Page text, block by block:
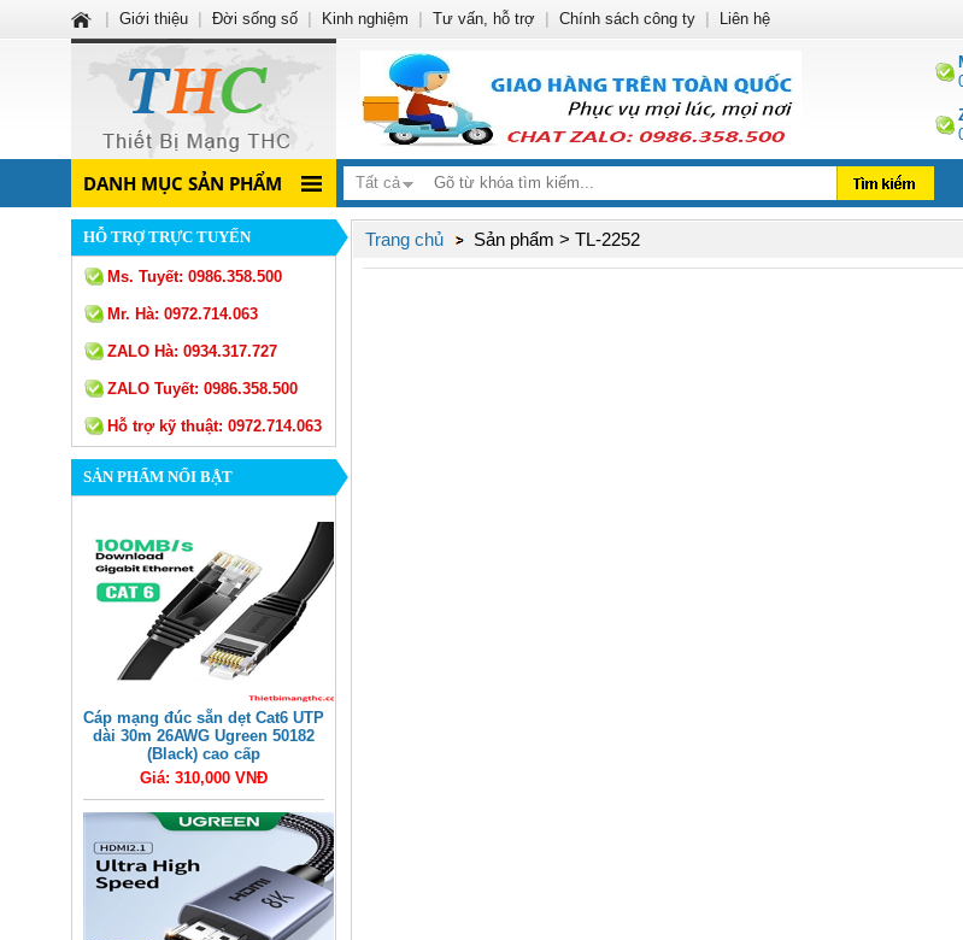
DANH MỤC SẢN PHẨM Tất cả
HỖ TRỢ TRỰC TUYẾN
Ms. Tuyết: 0986.358.500
Mr. Hà: 0972.714.063
ZALO Hà: 0934.317.727
ZALO Tuyết: 0986.358.500
Hỗ trợ kỹ thuật: 0972.714.063
SẢN PHẨM NỔI BẬT
Cáp mạng đúc sẵn dẹt Cat6 UTP
dài 30m 26AWG Ugreen 50182
(Black) cao cấp
Giá: 310,000 VNĐ
Trang chủ Sản phẩm > TL-2252
Giới thiệu Đời sống số Kinh nghiệm Tư vấn, hỗ trợ Chính sách công ty Liên hệ